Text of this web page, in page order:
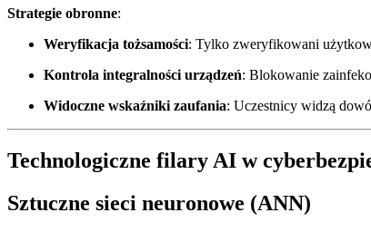
Strategie obronne:
Weryfikacja tożsamości: Tylko zweryfikowani
Kontrola integralności urządzeń: Blokowanie
Widoczne wskaźniki zaufania: Uczestnicy widzą
Technologiczne filary AI w
Sztuczne sieci neuronowe (ANN)